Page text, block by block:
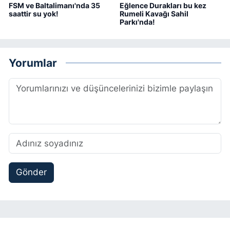
FSM ve Baltalimanı'nda 35
saattir su yok!
Eğlence Durakları bu kez
Rumeli Kavağı Sahil
Parkı'nda!
Yorumlar
Gönder